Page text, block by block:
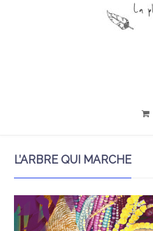
L’ARBRE QUI MARCHE